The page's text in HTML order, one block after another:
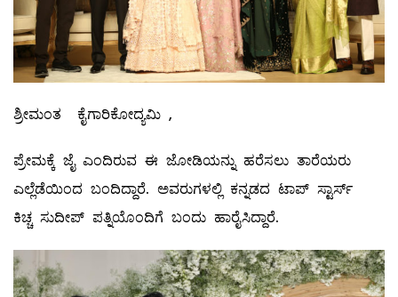
ಶ್ರೀಮಂತ ಕೈಗಾರಿಕೋದ್ಯಮಿ ,
ಪ್ರೇಮಕ್ಕೆ ಜೈ ಎಂದಿರುವ ಈ ಜೋಡಿಯನ್ನು ಹರೆಸಲು ತಾರೆಯರು
ಎಲ್ಲೆಡೆಯಿಂದ ಬಂದಿದ್ದಾರೆ. ಅವರುಗಳಲ್ಲಿ ಕನ್ನಡದ ಟಾಪ್ ಸ್ಟಾರ್ಸ್
ಕಿಚ್ಚ ಸುದೀಪ್ ಪತ್ನಿಯೊಂದಿಗೆ ಬಂದು ಹಾರೈಸಿದ್ದಾರೆ.